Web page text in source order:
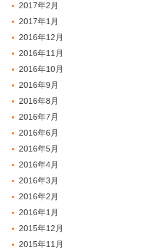
2017年2月
2017年1月
2016年12月
2016年11月
2016年10月
2016年9月
2016年8月
2016年7月
2016年6月
2016年5月
2016年4月
2016年3月
2016年2月
2016年1月
2015年12月
2015年11月